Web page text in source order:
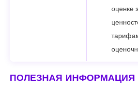
оценке
ПОЛЕЗНАЯ ИНФОРМАЦИЯ